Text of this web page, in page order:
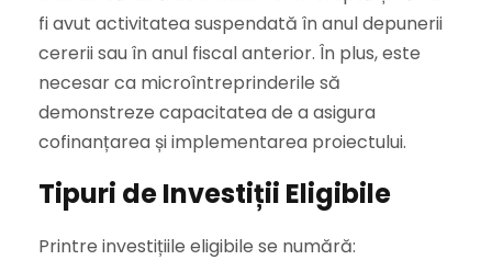
fi avut activitatea suspendată în anul depunerii
cererii sau în anul fiscal anterior. În plus, este
necesar ca microîntreprinderile să
demonstreze capacitatea de a asigura
cofinanțarea și implementarea proiectului.
Tipuri de Investiții Eligibile
Printre investițiile eligibile se numără: